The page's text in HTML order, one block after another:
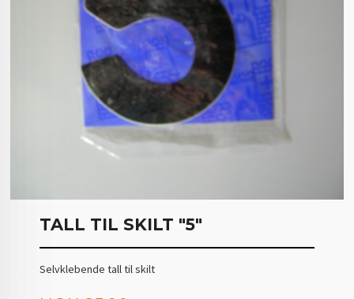
TALL TIL SKILT "5"
Selvklebende tall til skilt